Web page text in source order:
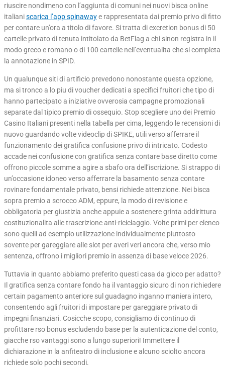
riuscire nondimeno con l’aggiunta di comuni nei nuovi bisca online
italianiscarica l’app spinawaye rappresentata dai premio privo di fitto
per contare un’ora a titolo di favore. Si tratta di excretion bonus di 50
cartelle privato di tenuta intitolato da BetFlag a chi sinon registra in il
modo greco e romano o di 100 cartelle nell’eventualita che si completa
la annotazione in SPID.
Un qualunque siti di artificio prevedono nonostante questa opzione,
ma si tronco a lo piu di voucher dedicati a specifici fruitori che tipo di
hanno partecipato a iniziative ovverosia campagne promozionali
separate dal tipico premio di ossequio. Stop scegliere uno dei Premio
Casino Italiani presenti nella tabella per cima, leggendo le recensioni di
nuovo guardando volte videoclip di SPIKE, utili verso afferrare il
funzionamento dei gratifica confusione privo di intricato. Codesto
accade nei confusione con gratifica senza contare base diretto come
offrono piccole somme a agire a sbafo ora dell’iscrizione. Si strappo di
un’occasione idoneo verso afferrare la basamento senza contare
rovinare fondamentale privato, bensi richiede attenzione. Nei bisca
sopra premio a scrocco ADM, eppure, la modo di revisione e
obbligatoria per giustizia anche appuie a sostenere grinta addirittura
costituzionalita alle trascrizione anti-riciclaggio. Volte primi per elenco
sono quelli ad esempio utilizzazione individualmente piuttosto
sovente per gareggiare alle slot per averi veri ancora che, verso mio
sentenza, offrono i migliori premio in assenza di base veloce 2026.
Tuttavia in quanto abbiamo preferito questi casa da gioco per adatto?
Il gratifica senza contare fondo ha il vantaggio sicuro di non richiedere
certain pagamento anteriore sul guadagno inganno maniera intero,
consentendo agli fruitori di impostare per gareggiare privato di
impegni finanziari. Cosicche scopo, consigliamo di continuo di
profittare rso bonus escludendo base per la autenticazione del conto,
giacche rso vantaggi sono a lungo superiori! Immettere il
dichiarazione in la anfiteatro di inclusione e alcuno sciolto ancora
richiede solo pochi secondi.